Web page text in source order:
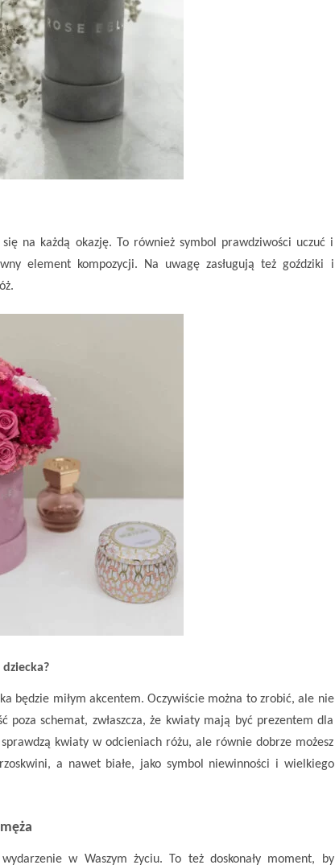
na każdą okazję. To również symbol prawdziwości uczuć i
element kompozycji. Na uwagę zasługują też goździki i
będzie miłym akcentem. Oczywiście można to zrobić, ale nie
poza schemat, zwłaszcza, że kwiaty mają być prezentem dla
kwiaty w odcieniach różu, ale równie dobrze możesz
a nawet białe, jako symbol niewinności i wielkiego
w Waszym życiu. To też doskonały moment, by